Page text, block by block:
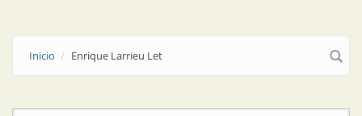
Inicio Enrique Larrieu Let